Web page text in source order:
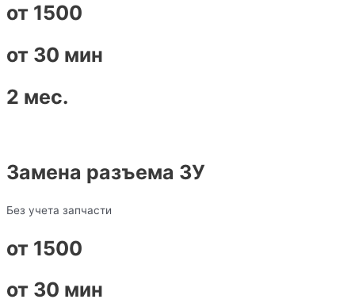
от 1500
от 30 мин
2 мес.
Замена разъема ЗУ
Без учета запчасти
от 1500
от 30 мин